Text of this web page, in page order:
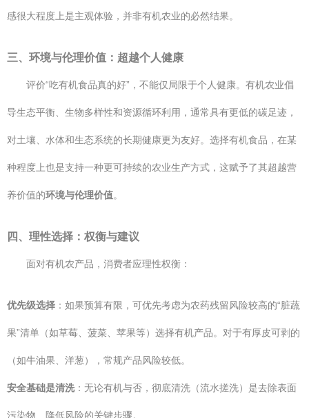
感很大程度上是主观体验，并非有机农业的必然结果。
三、环境与伦理价值：超越个人健康
评价“吃有机食品真的好”，不能仅局限于个人健康。有机农业倡
导生态平衡、生物多样性和资源循环利用，通常具有更低的碳足迹，
对土壤、水体和生态系统的长期健康更为友好。选择有机食品，在某
种程度上也是支持一种更可持续的农业生产方式，这赋予了其超越营
养价值的环境与伦理价值。
四、理性选择：权衡与建议
面对有机农产品，消费者应理性权衡：
优先级选择 ：如果预算有限，可优先考虑为农药残留风险较高的“脏蔬
果”清单（如草莓、菠菜、苹果等）选择有机产品。对于有厚皮可剥的
（如牛油果、洋葱），常规产品风险较低。
安全基础是清洗：无论有机与否，彻底清洗（流水搓洗）是去除表面
污染物、降低风险的关键步骤。